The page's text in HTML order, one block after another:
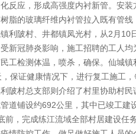
反应，形成高强度内衬新管。安
脂的玻璃纤维内衬管拉入既有管线
利陂村、井都镇凤光村，从2月10
新冠肺炎影响，施工招聘的工人
工检测体温，喷杀，确保。仙城
保证健康情况下，进行复工施工
陂村总支部则介绍了村里协助村
道铺设约692公里，其中已竣工建
前，完成练江流域全部村居建设任